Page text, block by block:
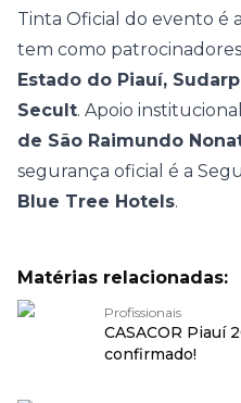
Tinta Oficial do evento é a
tem como patrocinadores
Estado do Piauí,
Secult. Apoio
de São Raimundo
segurança oficial é a
Blue Tree Hotels.
Matérias relacionadas:
Profissionais
CASACOR Piauí
confirmado!